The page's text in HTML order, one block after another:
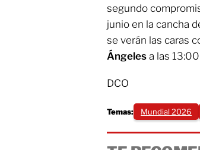
segundo
junio en la cancha
se verán las caras
Ángeles a las
DCO
Temas: Mundial 2026